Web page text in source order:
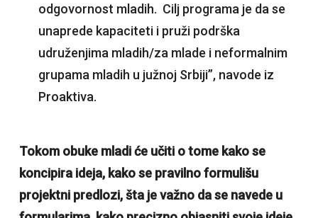
odgovornost mladih. Cilj programa je da se
unaprede kapaciteti i pruži podrška
udruženjima mladih/za mlade i neformalnim
grupama mladih u južnoj Srbiji”, navode iz
Proaktiva.
Tokom obuke mladi će učiti o tome kako se
koncipira ideja, kako se pravilno formulišu
projektni predlozi, šta je važno da se navede u